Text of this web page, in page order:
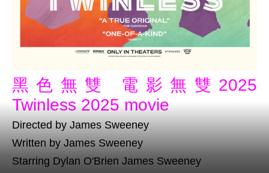
黑色無雙 電影無雙2025
Twinless 2025 movie
Directed by James Sweeney
Written by James Sweeney
Starring Dylan O'Brien James Sweeney